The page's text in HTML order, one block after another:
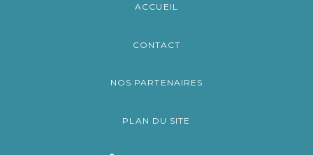
ACCUEIL
CONTACT
NOS PARTENAIRES
PLAN DU SITE